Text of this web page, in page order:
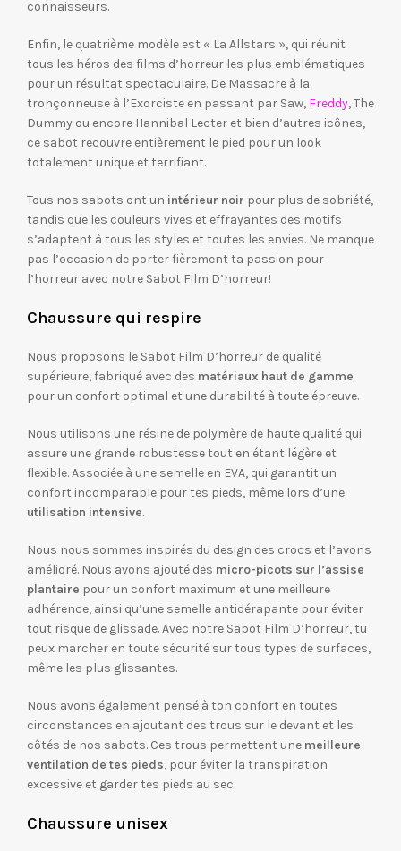
connaisseurs.
Enfin, le quatrième modèle est « La Allstars », qui réunit
tous les héros des films d’horreur les plus emblématiques
pour un résultat spectaculaire. De Massacre à la
tronçonneuse à l’Exorciste en passant par Saw, Freddy, The
Dummy ou encore Hannibal Lecter et bien d’autres icônes,
ce sabot recouvre entièrement le pied pour un look
totalement unique et terrifiant.
Tous nos sabots ont un intérieur noir pour plus de sobriété,
tandis que les couleurs vives et effrayantes des motifs
s’adaptent à tous les styles et toutes les envies. Ne manque
pas l’occasion de porter fièrement ta passion pour
l’horreur avec notre Sabot Film D’horreur!
Chaussure qui respire
Nous proposons le Sabot Film D’horreur de qualité
supérieure, fabriqué avec des matériaux haut de gamme
pour un confort optimal et une durabilité à toute épreuve.
Nous utilisons une résine de polymère de haute qualité qui
assure une grande robustesse tout en étant légère et
flexible. Associée à une semelle en EVA, qui garantit un
confort incomparable pour tes pieds, même lors d’une
utilisation intensive.
Nous nous sommes inspirés du design des crocs et l’avons
amélioré. Nous avons ajouté des micro-picots sur l’assise
plantaire pour un confort maximum et une meilleure
adhérence, ainsi qu’une semelle antidérapante pour éviter
tout risque de glissade. Avec notre Sabot Film D’horreur, tu
peux marcher en toute sécurité sur tous types de surfaces,
même les plus glissantes.
Nous avons également pensé à ton confort en toutes
circonstances en ajoutant des trous sur le devant et les
côtés de nos sabots. Ces trous permettent une meilleure
ventilation de tes pieds, pour éviter la transpiration
excessive et garder tes pieds au sec.
Chaussure unisex